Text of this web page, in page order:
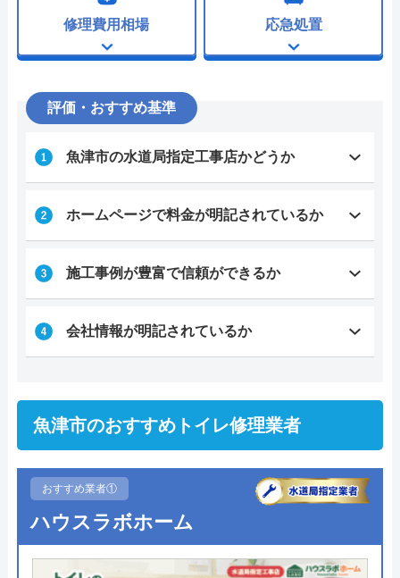
修理費用相場 応急処置
評価・おすすめ基準
魚津市の水道局指定工事店かどうか
ホームページで料金が明記されているか
施工事例が豊富で信頼ができるか
会社情報が明記されているか
魚津市のおすすめトイレ修理業者
おすすめ業者①
ハウスラボホーム